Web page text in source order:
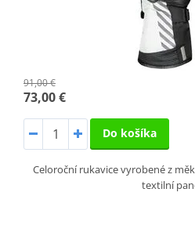
91,00 €
73,00 €
Do košíka
Celoroční rukavice vyrobené z
textilní